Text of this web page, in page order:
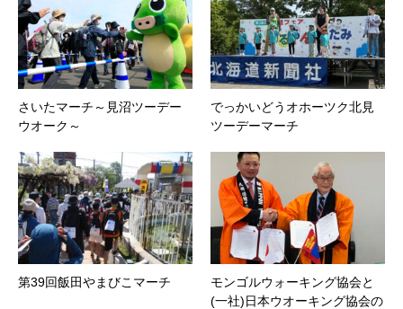
さいたマーチ～見沼ツーデー
ウオーク～
でっかいどうオホーツク北見
ツーデーマーチ
第39回飯田やまびこマーチ
モンゴルウォーキング協会と
(一社)日本ウオーキング協会の